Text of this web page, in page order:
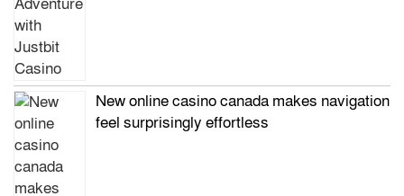
New online casino canada makes navigation
feel surprisingly effortless